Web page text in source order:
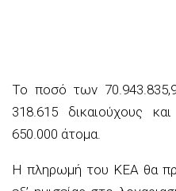
Το ποσό των
318.615 δικαιούχους
650.000 άτομα.
Η πληρωμή του ΚΕΑ θα